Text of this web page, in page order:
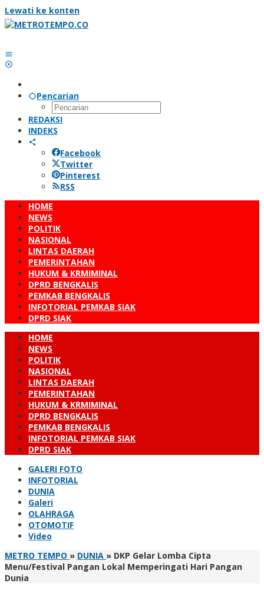
Lewati ke konten
Pencarian
REDAKSI
INDEKS
Facebook
Twitter
Pinterest
RSS
HOME
NEWS
POLITIK
NASIONAL
LINTAS DAERAH
PEMERINTAHAN
HUKUM & KRMIMINAL
DPRD BENGKALIS
PEMKAB BENGKALIS
INFOTORIAL PEMKAB SIAK
DPRD SIAK
HOME
NEWS
POLITIK
NASIONAL
LINTAS DAERAH
PEMERINTAHAN
HUKUM & KRMIMINAL
DPRD BENGKALIS
PEMKAB BENGKALIS
INFOTORIAL PEMKAB SIAK
DPRD SIAK
GALERI FOTO
INFOTORIAL
DUNIA
Galeri
OLAHRAGA
OTOMOTIF
Video
METRO TEMPO » DUNIA » DKP Gelar Lomba Cipta
Menu/Festival Pangan Lokal Memperingati Hari Pangan
Dunia